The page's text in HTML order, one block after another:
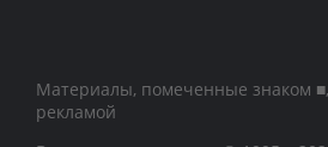
Материалы, помеченные знаком
рекламой